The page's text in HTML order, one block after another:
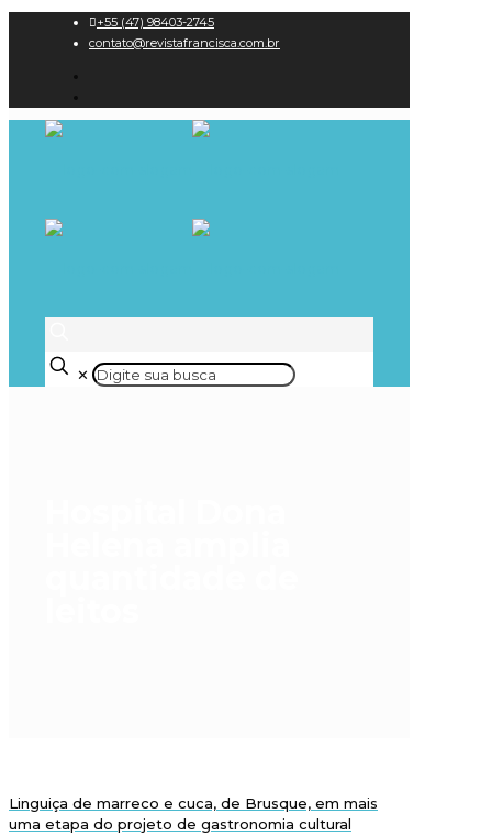
+55 (47) 98403-2745
contato@revistafrancisca.com.br
✕
Linguiça de marreco e cuca, de Brusque, em mais
uma etapa do projeto de gastronomia cultural